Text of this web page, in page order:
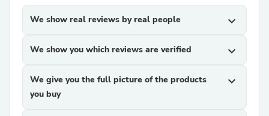
We show real reviews by real people expand_more
We show you which reviews are verified expand_more
We give you the full picture of the products
you buy
expand_more